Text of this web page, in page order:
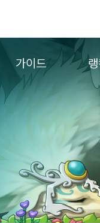
가이드
추가정보
컨텐